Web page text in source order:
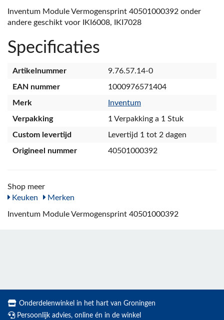
Inventum Module Vermogensprint 40501000392 onder
andere geschikt voor IKI6008, IKI7028
Specificaties
Artikelnummer
9.76.57.14-0
EAN nummer
1000976571404
Merk
Inventum
Verpakking
1 Verpakking a 1 Stuk
Custom levertijd
Levertijd 1 tot 2 dagen
Origineel nummer
40501000392
Shop meer
Keuken
Merken
Inventum Module Vermogensprint 40501000392
Onderdelenwinkel in het hart van Groningen
Persoonlijk advies, online én in de winkel